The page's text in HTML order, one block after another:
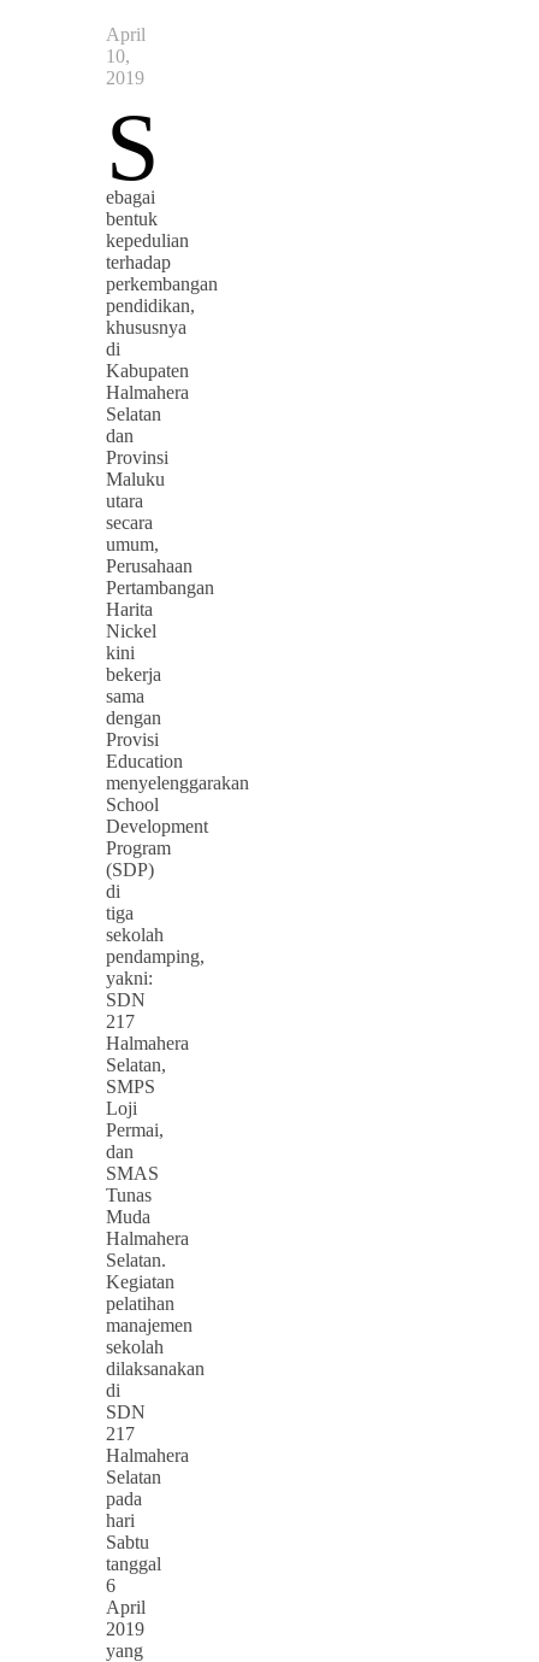
April
10,
2019
S
ebagai
bentuk
kepedulian
terhadap
perkembangan
pendidikan,
khususnya
di
Kabupaten
Halmahera
Selatan
dan
Provinsi
Maluku
utara
secara
umum,
Perusahaan
Pertambangan
Harita
Nickel
kini
bekerja
sama
dengan
Provisi
Education
menyelenggarakan
School
Development
Program
(SDP)
di
tiga
sekolah
pendamping,
yakni:
SDN
217
Halmahera
Selatan,
SMPS
Loji
Permai,
dan
SMAS
Tunas
Muda
Halmahera
Selatan.
Kegiatan
pelatihan
manajemen
sekolah
dilaksanakan
di
SDN
217
Halmahera
Selatan
pada
hari
Sabtu
tanggal
6
April
2019
yang